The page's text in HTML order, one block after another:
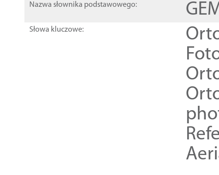
Nazwa słownika podstawowego:
Słowa kluczowe: